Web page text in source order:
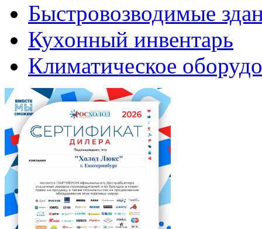
Быстровозводимые
Кухонный инвентарь
Климатическое